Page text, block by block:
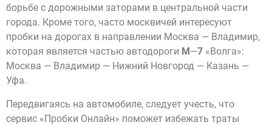
борьбе с дорожными заторами в центральной части
города. Кроме того, часто москвичей интересуют
пробки на дорогах в направлении Москва — Владимир,
которая является частью автодороги М —7 «Волга»:
Москва — Владимир — Нижний Новгород — Казань —
Уфа.
Передвигаясь на автомобиле, следует учесть, что
сервис «Пробки Онлайн» поможет избежать траты